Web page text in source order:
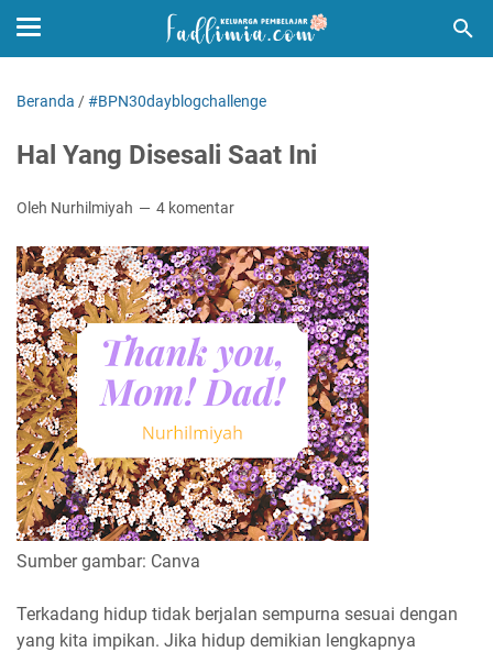
Beranda /#BPN30dayblogchallenge
Hal Yang Disesali Saat Ini
Oleh Nurhilmiyah 4 komentar
Sumber gambar: Canva
Terkadang hidup tidak berjalan sempurna sesuai dengan
yang kita impikan. Jika hidup demikian lengkapnya